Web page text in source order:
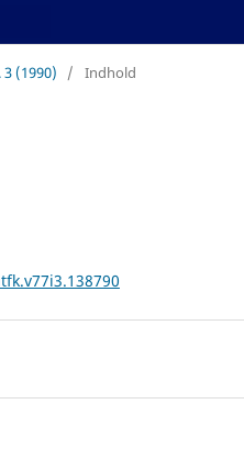
3 (1990) / Indhold